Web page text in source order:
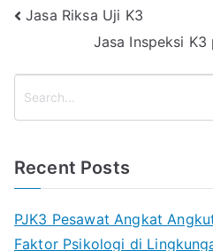
Post
navigation
Jasa Riksa Uji K3
Jasa Inspeksi
c
Recent Posts
PJK3 Pesawat Angkat
Faktor Psikologi di